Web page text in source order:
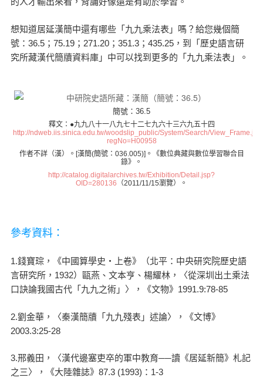
想知道居延漢簡中還有哪些「九九乘法表」嗎？給您幾個簡
號：36.5；75.19；271.20；351.3；435.25，到「歷史語言研
究所藏漢代簡牘資料庫」中可以找到更多的「九九乘法表」。
簡號：36.5
釋文：●九九八十一八九七十二七九六十三六九五十四
http://ndweb.iis.sinica.edu.tw/woodslip_public/System/Search/
regNo=H00958
作者不詳（漢）。[漢簡(簡號：036.005)]。《數位典藏與數位學習聯合目
錄》。
http://catalog.digitalarchives.tw/Exhibition/Detail.jsp?
OID=280136 （2011/11/15瀏覽）。
參考資料：
1.錢寶琮，《中國算學史‧上卷》（北平：中央研究院歷史語
言研究所，1932）甌燕、文本亨、楊耀林，〈從深圳出土乘法
口訣論我國古代「九九之術」〉，《文物》1991.9:78-85
2.劉金華，〈秦漢簡牘「九九殘表」述論〉，《文博》
2003.3:25-28
3.邢義田，〈漢代邊塞吏卒的軍中教育──讀《居延新簡》札記
之三〉，《大陸雜誌》87.3 (1993)：1-3